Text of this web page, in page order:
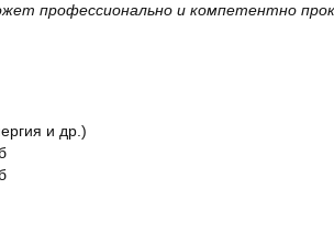
профессионально и компетентно
и др.)